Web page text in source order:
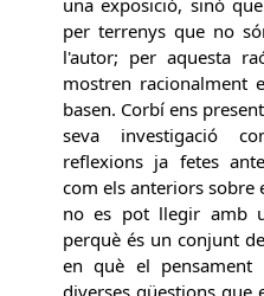
per terrenys que no
l'autor; per aquesta
mostren racionalment
basen. Corbí ens
seva investigació
reflexions ja fetes
com els anteriors sobre
no es pot llegir amb
perquè és un conjunt
en què el
diverses qüestions que